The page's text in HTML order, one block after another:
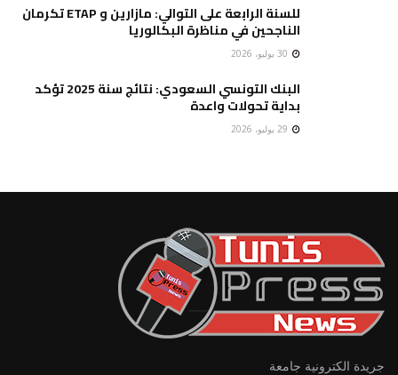
للسنة الرابعة على التوالي: مازارين و ETAP تكرمان
الناجحين في مناظرة البكالوريا
30 يوليو، 2026
البنك التونسي السعودي: نتائج سنة 2025 تؤكد
بداية تحولات واعدة
29 يوليو، 2026
جريدة الكترونية جامعة